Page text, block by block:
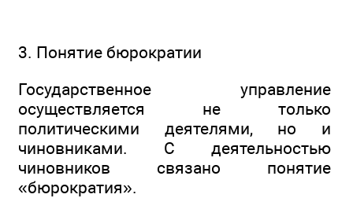
3. Понятие бюрократии
Государственное управление
осуществляется не только
политическими деятелями, но и
чиновниками. С деятельностью
чиновников связано понятие
«бюрократия».